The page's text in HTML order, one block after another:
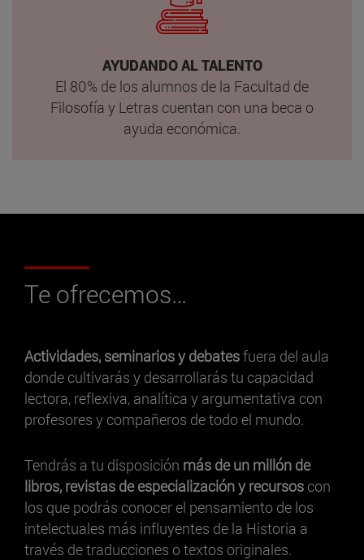
AYUDANDO AL TALENTO
El 80% de los alumnos de la Facultad de
Filosofía y Letras cuentan con una beca o
ayuda económica.
Te ofrecemos…
Actividades, seminarios y debatesfuera del aula
donde cultivarás y desarrollarás tu capacidad
lectora, reflexiva, analítica y argumentativa con
profesores y compañeros de todo el mundo.
Tendrás a tu disposición más de un millón de
libros, revistas de especialización y recursos con
los que podrás conocer el pensamiento de los
intelectuales más influyentes de la Historia a
través de traducciones o textos originales.